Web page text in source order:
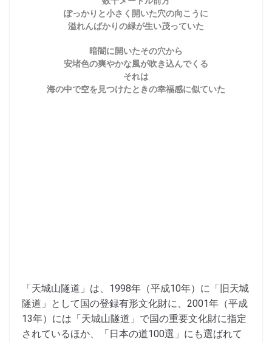
ぽっかりと小さく開いた穴の向こうに
溢れんばかりの緑が生い茂っていた
暗闇に開いたその穴から
安堵色の爽やかな風が吹き込んでくる
それは
海の中で空を見つけたときの幸福感に似ていた
「天城山隧道」は、1998年（平成10年）に「旧天城
隧道」として国の登録有形文化財に、2001年（平成
13年）には「天城山隧道」で国の重要文化財に指定
されているほか、「日本の道100選」にも選ばれて